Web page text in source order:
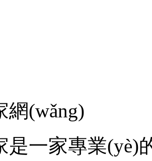
網(wǎng)
是一家專業(yè)